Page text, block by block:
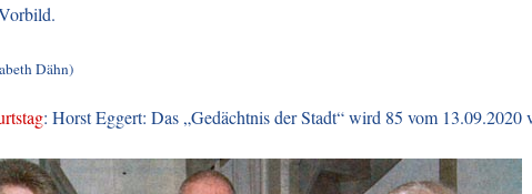
Dähn)
: Horst Eggert: Das „Gedächtnis der Stadt“ wird 85 vom